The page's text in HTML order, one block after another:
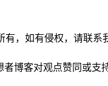
，如有侵权，请联系
者博客对观点赞同或支